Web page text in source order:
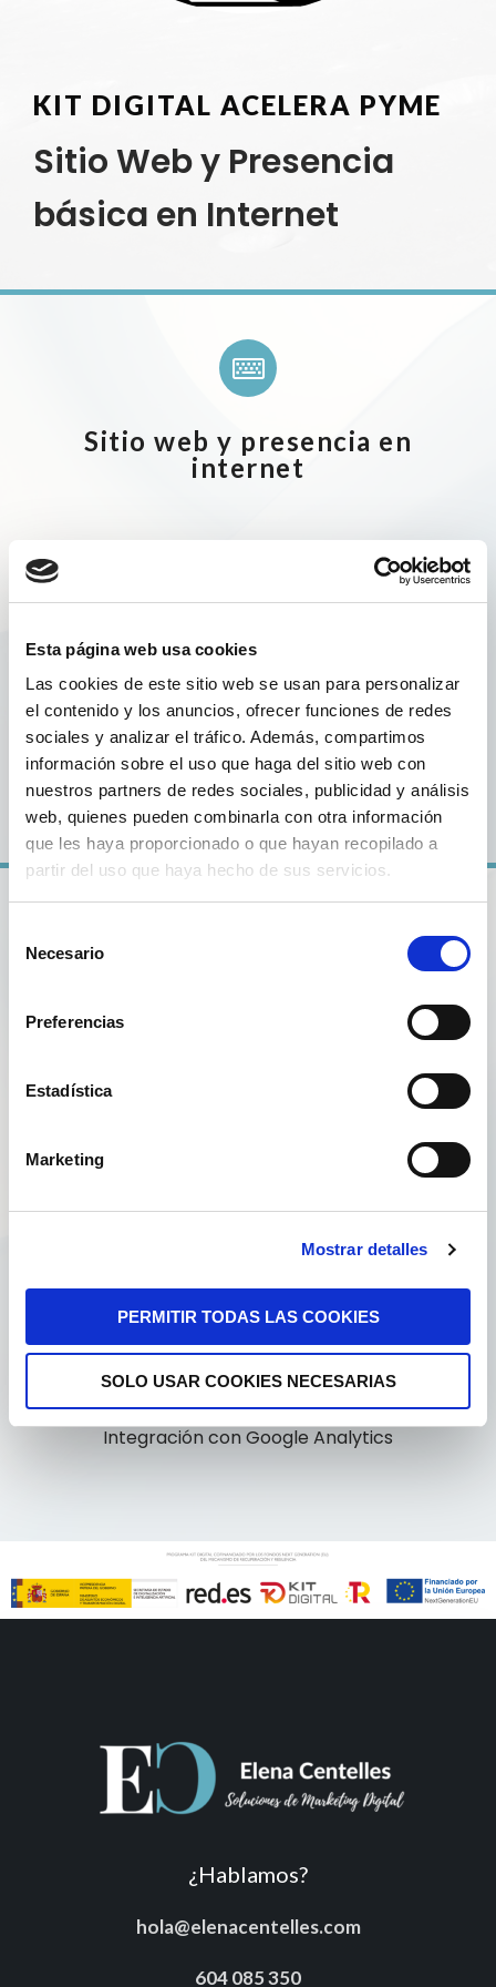
Esta página web usa cookies
Las cookies de este sitio web se usan para personalizar
el contenido y los anuncios, ofrecer funciones de redes
sociales y analizar el tráfico. Además, compartimos
información sobre el uso que haga del sitio web con
nuestros partners de redes sociales, publicidad y análisis
web, quienes pueden combinarla con otra información
que les haya proporcionado o que hayan recopilado a
partir del uso que haya hecho de sus servicios.
Necesario
Preferencias
Estadística
Marketing
Mostrar detalles
PERMITIR TODAS LAS COOKIES
SOLO USAR COOKIES NECESARIAS
KIT DIGITAL ACELERA PYME
Sitio Web y Presencia
básica en Internet
Sitio web y presencia en
internet
Expansión de la presencia en internet de la
pyme mediante la creación de una página
proporcionen posicionamiento básico en
internet.
DESDE 1800€
Alta de dominio y hosting durante un año
CMS autogestionable (en WordPress)
Optimización de textos e imagenes
Integración con Google Analytics
¿Hablamos?
hola@elenacentelles.com
604 085 350